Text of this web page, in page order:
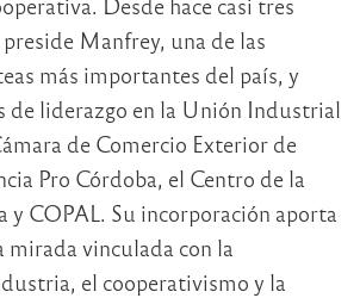
Desde hace casi tres
preside Manfrey, una de las
más importantes del país, y
de liderazgo en la Unión Industrial
de Comercio Exterior de
Pro Córdoba, el Centro de la
y COPAL. Su incorporación aporta
vinculada con la
el cooperativismo y la